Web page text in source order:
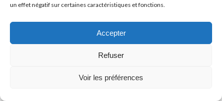
un effet négatif sur certaines caractéristiques et fonctions.
Accepter
Refuser
Voir les préférences
Promotion efficace de vos
quiz interactifs
La promotion de vos quiz est essentielle pour maximiser
leur portée et leur impact. Une stratégie de promotion
trafic vers votre quiz et, par conséquent, l’engagement